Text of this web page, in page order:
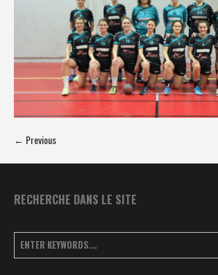
← Previous
RECHERCHE DANS LE SITE